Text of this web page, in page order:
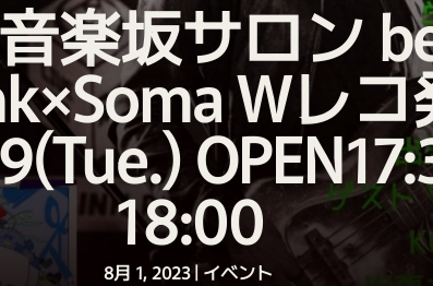
楽坂サロン
Wレコ
18:00
8月 1, 2023| イベント